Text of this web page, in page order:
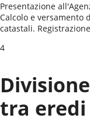
Presentazione
Calcolo e versamento
catastali.
4
tra eredi